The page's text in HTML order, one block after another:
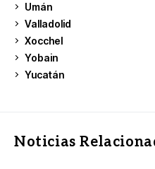
Umán
Valladolid
Xocchel
Yobain
Yucatán
Noticias